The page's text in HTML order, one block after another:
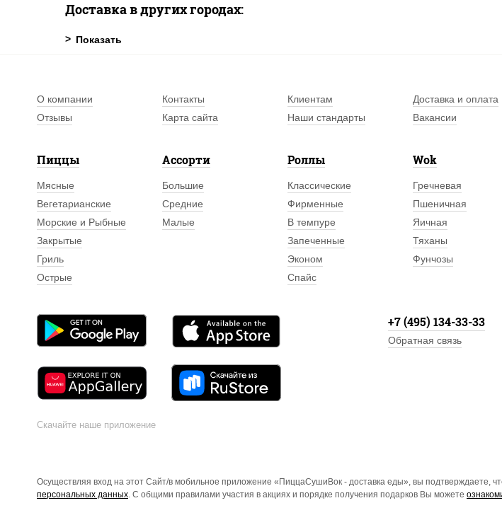
Доставка в других городах:
О компании Контакты Клиентам Доставка и оплата
Отзывы
Карта сайта Наши стандарты Вакансии
Пиццы
Мясные
Вегетарианские
Морские и Рыбные
Закрытые
Гриль
Острые
Ассорти
Большие
Средние
Малые
Роллы
Классические
Фирменные
В темпуре
Запеченные
Эконом
Спайс
Wok
Гречневая
Пшеничная
Яичная
Тяханы
Фунчозы
Скачайте наше приложение
+7 (495) 134-33-33
Обратная связь
Осуществляя вход на этот Сайт/в мобильное приложение «ПиццаСушиВок - доставка еды», вы подтверждаете,
персональных данных. С общими правилами участия в акциях и порядке получения подарков Вы можете